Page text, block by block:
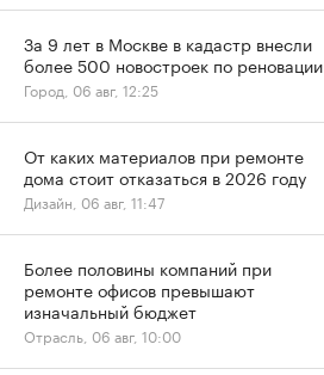
За 9 лет в Москве в кадастр внесли
более 500 новостроек по реновации
Город, 06 авг, 12:25
От каких материалов при ремонте
дома стоит отказаться в 2026 году
Дизайн, 06 авг, 11:47
Более половины компаний при
ремонте офисов превышают
изначальный бюджет
Отрасль, 06 авг, 10:00